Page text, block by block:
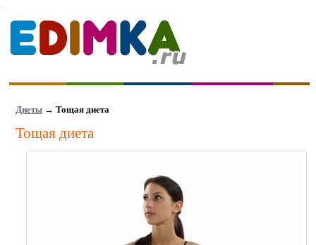
Диеты→ Тощая диета
Тощая диета